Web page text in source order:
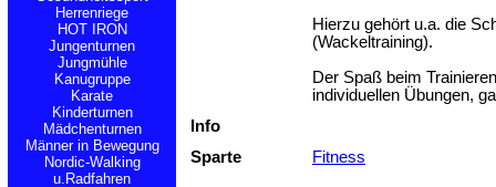
Herrenriege
HOT IRON
Jungenturnen
Jungmühle
Kanugruppe
Karate
Kinderturnen
Mädchenturnen
Männer in Bewegung
Nordic-Walking
u.Radfahren
Hierzu gehört u.a. die
(Wackeltraining).
Der Spaß beim
individuellen Übungen,
Info
Sparte
Fitness